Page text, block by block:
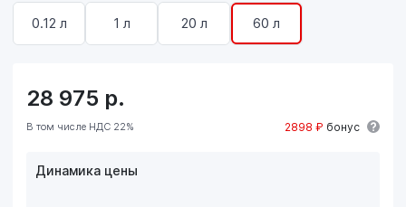
0.12 л 1 л 20 л 60 л
28 975 р.
В том числе НДС 22% 2898 ₽ бонус
Динамика цены